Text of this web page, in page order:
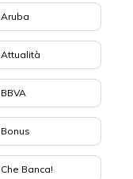
Aruba
Attualità
BBVA
Bonus
Che Banca!